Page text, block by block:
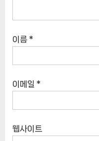
이름 *
이메일 *
웹사이트